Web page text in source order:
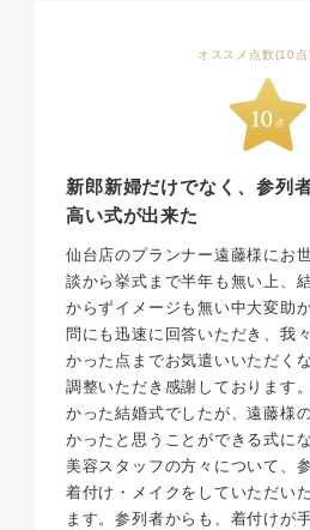
オススメ点数(10点
新郎新婦だけでなく、参列
高い式が出来た
仙台店のプランナー遠藤様にお
談から挙式まで半年も無い上、
からずイメージも無い中大変助
問にも迅速に回答いただき、我
かった点までお気遣いいただく
調整いただき感謝しております
かった結婚式でしたが、遠藤様
かったと思うことができる式に
美容スタッフの方々について、
着付け・メイクをしていただい
ます。参列者からも、着付けが